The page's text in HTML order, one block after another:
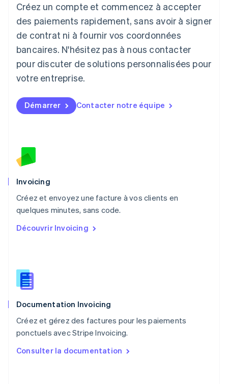
Créez un compte et commencez à accepter
des paiements rapidement, sans avoir à signer
de contrat ni à fournir vos coordonnées
bancaires. N'hésitez pas à nous contacter
pour discuter de solutions personnalisées pour
votre entreprise.
Démarrer Contacter notre équipe
Invoicing
Créez et envoyez une facture à vos clients en
quelques minutes, sans code.
Découvrir Invoicing
Documentation Invoicing
Créez et gérez des factures pour les paiements
ponctuels avec Stripe Invoicing.
Consulter la documentation
English
Liechtenstein
Deutsch English
Lituanie
English
Luxembourg
FrançaisDeutschEnglish
Malaisie
Malte
English
Mexique
English
Nouvelle-Zélande
Pays-Bas
Nederlands
Pologne
English
PortuguêsEnglish
English
Roumanie
Royaume-Uni
Singapour
English 简体中文
English